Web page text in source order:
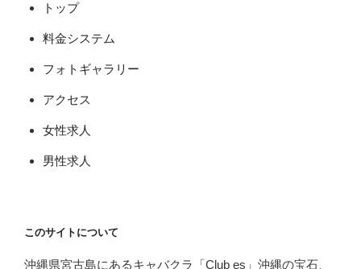
トップ
料金システム
フォトギャラリー
アクセス
女性求人
男性求人
このサイトについて
沖縄県宮古島にあるキャバクラ「Club es」沖縄の宝石、